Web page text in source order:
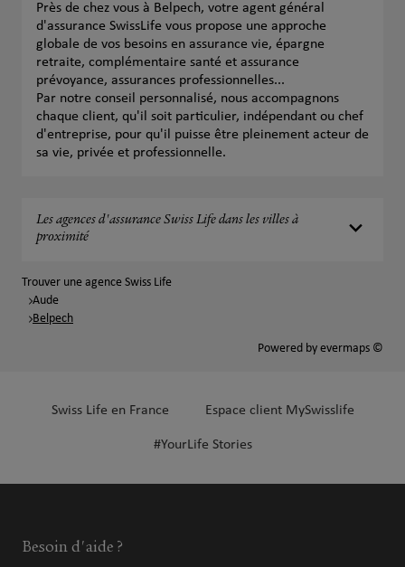
Près de chez vous à Belpech, votre agent général
d'assurance SwissLife vous propose une approche
globale de vos besoins en assurance vie, épargne
retraite, complémentaire santé et assurance
prévoyance, assurances professionnelles...
Par notre conseil personnalisé, nous accompagnons
chaque client, qu'il soit particulier, indépendant ou chef
d'entreprise, pour qu'il puisse être pleinement acteur de
sa vie, privée et professionnelle.
Les agences d'assurance Swiss Life dans les villes à
proximité
Trouver une agence Swiss Life
Aude
Belpech
Powered by evermaps ©
Swiss Life en France Espace client MySwisslife
#YourLife Stories
Besoin d'aide ?